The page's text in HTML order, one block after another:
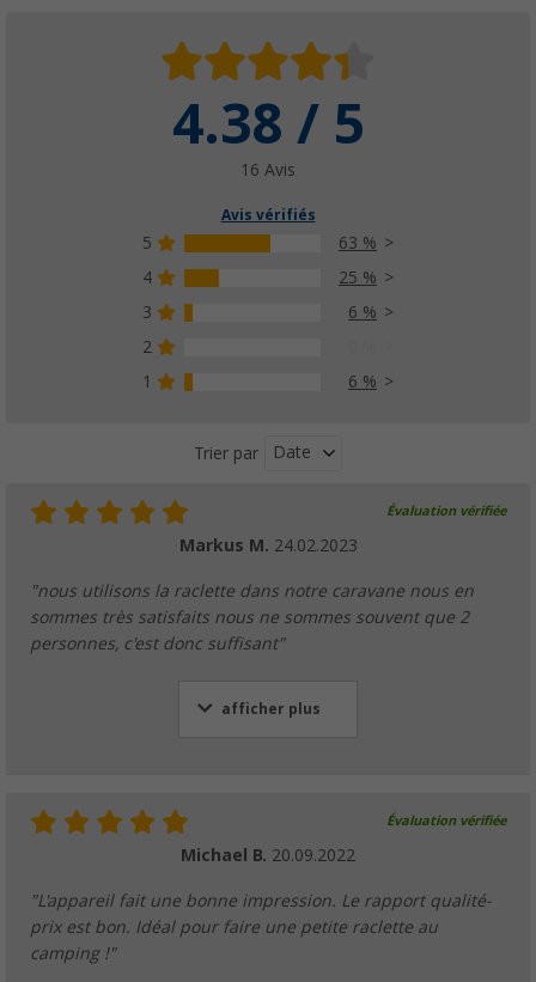
4.38 / 5
16 Avis
Avis vérifiés
5
63 %
4
25 %
3
6 %
2
1
6 %
Trier par Date
Évaluation vérifiée
Markus M. 24.02.2023
"nous utilisons la raclette dans notre caravane nous en
sommes très satisfaits nous ne sommes souvent que 2
personnes, c'est donc suffisant"
afficher plus
Évaluation vérifiée
Michael B. 20.09.2022
"L'appareil fait une bonne impression. Le rapport qualité-
prix est bon. Idéal pour faire une petite raclette au
camping !"